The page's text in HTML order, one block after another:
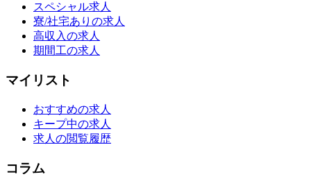
スペシャル求人
寮/社宅ありの求人
高収入の求人
期間工の求人
マイリスト
おすすめの求人
キープ中の求人
求人の閲覧履歴
コラム